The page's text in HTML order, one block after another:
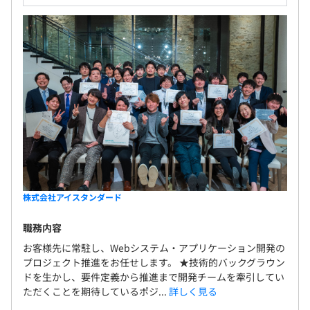
株式会社アイスタンダード
職務内容
お客様先に常駐し、Webシステム・アプリケーション開発の
プロジェクト推進をお任せします。 ★技術的バックグラウン
ドを生かし、要件定義から推進まで開発チームを牽引してい
ただくことを期待しているポジ... 詳しく見る